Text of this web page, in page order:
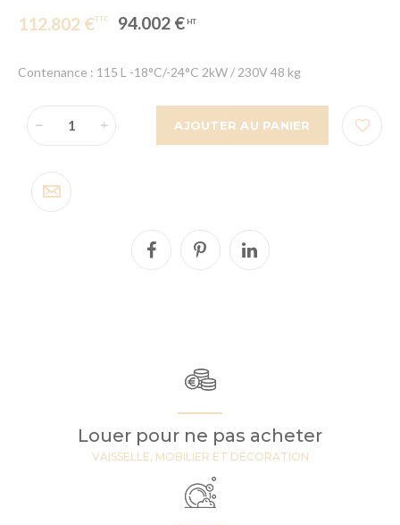
112.802 € 94.002 €
Contenance : 115 L -18°C/-24°C 2kW / 230V 48 kg
AJOUTER AU PANIER
Louer pour ne pas acheter
VAISSELLE, MOBILIER ET DECORATION